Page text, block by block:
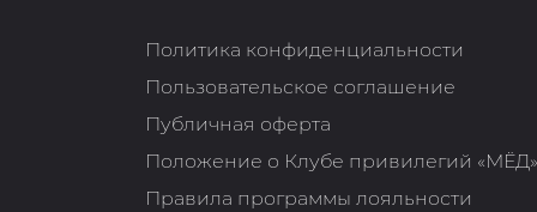
Политика конфиденциальности
Пользовательское соглашение
Публичная оферта
Положение о Клубе привилегий
Правила программы лояльности